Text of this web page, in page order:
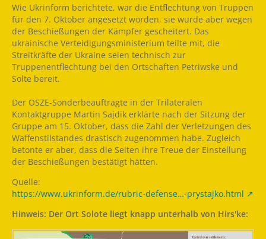
Wie Ukrinform berichtete, war die Entflechtung von Truppen
für den 7. Oktober angesetzt worden, sie wurde aber wegen
der Beschießungen der Kämpfer gescheitert. Das
ukrainische Verteidigungsministerium teilte mit, die
Streitkräfte der Ukraine seien technisch zur
Truppenentflechtung bei den Ortschaften Petriwske und
Solte bereit.
Der OSZE-Sonderbeauftragte in der Trilateralen
Kontaktgruppe Martin Sajdik erklärte nach der Sitzung der
Gruppe am 15. Oktober, dass die Zahl der Verletzungen des
Waffenstilstandes drastisch zugenommen habe. Zugleich
betonte er aber, dass die Seiten ihre Treue der Einstellung
der Beschießungen bestätigt hätten.
Quelle:
https://www.ukrinform.de/rubric-defense…-prystajko.html
Hinweis: Der Ort Solote liegt knapp unterhalb von Hirs'ke: